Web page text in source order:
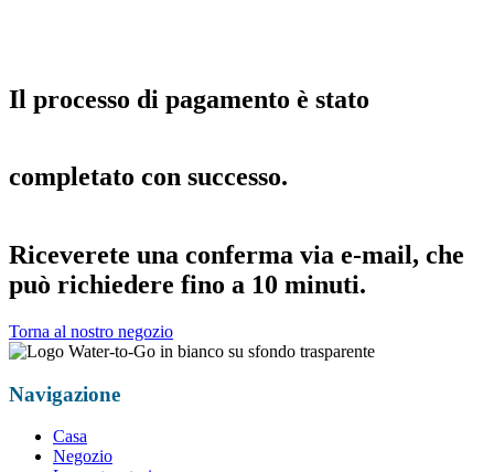
Il processo di pagamento è stato
completato con successo.
Riceverete una conferma via e-mail, che
può richiedere fino a 10 minuti.
Torna al nostro negozio
Navigazione
Casa
Negozio